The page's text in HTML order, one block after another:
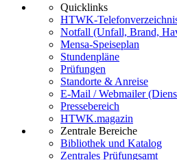
Quicklinks
HTWK-
Notfall (Unfall, Brand,
Mensa-Speiseplan
Stundenpläne
Prüfungen
Standorte & Anreise
E-Mail / Webmailer
Pressebereich
HTWK.magazin
Zentrale Bereiche
Bibliothek und Katalog
Zentrales Prüfungsamt